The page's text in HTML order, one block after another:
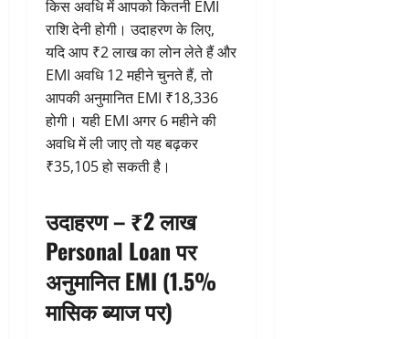
किस अवधि में आपको कितनी EMI
राशि देनी होगी। उदाहरण के लिए,
यदि आप ₹2 लाख का लोन लेते हैं और
EMI अवधि 12 महीने चुनते हैं, तो
आपकी अनुमानित EMI ₹18,336
होगी। यही EMI अगर 6 महीने की
अवधि में ली जाए तो यह बढ़कर
₹35,105 हो सकती है।
उदाहरण – ₹2 लाख
Personal Loan पर
अनुमानित EMI (1.5%
मासिक ब्याज पर)